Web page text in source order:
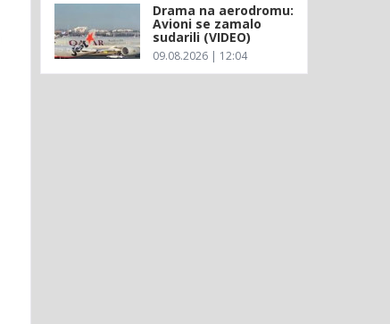
Drama na aerodromu:
Avioni se zamalo
sudarili (VIDEO)
09.08.2026 | 12:04